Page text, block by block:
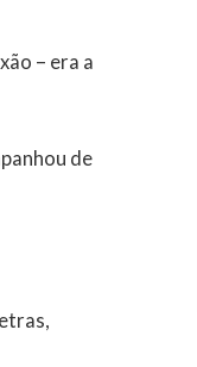
– era a
de